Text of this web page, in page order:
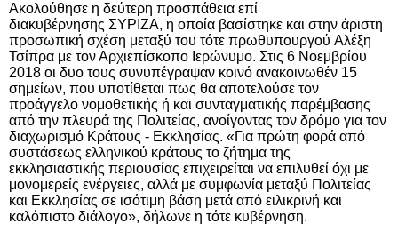
Ακολούθησε η δεύτερη προσπάθεια επί
διακυβέρνησης ΣΥΡΙΖΑ, η οποία βασίστηκε και στην άριστη
προσωπική σχέση μεταξύ του τότε πρωθυπουργού Αλέξη
Τσίπρα με τον Αρχιεπίσκοπο Ιερώνυμο. Στις 6 Νοεμβρίου
2018 οι δυο τους συνυπέγραψαν κοινό ανακοινωθέν 15
σημείων, που υποτίθεται πως θα αποτελούσε τον
προάγγελο νομοθετικής ή και συνταγματικής παρέμβασης
από την πλευρά της Πολιτείας, ανοίγοντας τον δρόμο για τον
διαχωρισμό Κράτους - Εκκλησίας. «Για πρώτη φορά από
συστάσεως ελληνικού κράτους το ζήτημα της
εκκλησιαστικής περιουσίας επιχειρείται να επιλυθεί όχι με
μονομερείς ενέργειες, αλλά με συμφωνία μεταξύ Πολιτείας
και Εκκλησίας σε ισότιμη βάση μετά από ειλικρινή και
καλόπιστο διάλογο», δήλωνε η τότε κυβέρνηση.